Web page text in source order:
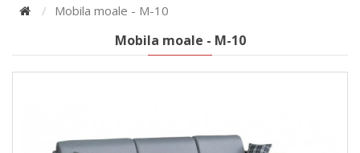
Mobila moale - М-10
Mobila moale - М-10